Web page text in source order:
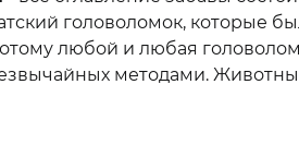
головоломок, которые
любой и любая
методами.
тезисы - вы